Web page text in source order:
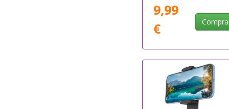
9,99
€